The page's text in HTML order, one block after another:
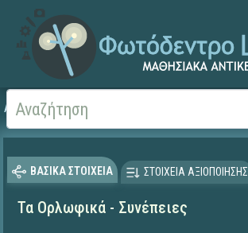
Αρχική
ΒΑΣΙΚΑ ΣΤΟΙΧΕΙΑ ΣΤΟΙΧΕΙΑ ΑΞΙΟΠΟΙΗΣΗΣ
Τα Ορλωφικά - Συνέπειες